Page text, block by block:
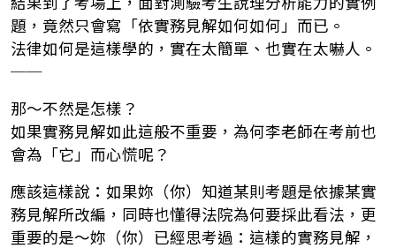
題，竟然只會寫「依實務見解如何如何」而已。
法律如何是這樣學的，實在太簡單、也實在太嚇人。
──
那～不然是怎樣？
如果實務見解如此這般不重要，為何李老師在考前也
會為「它」而心慌呢？
應該這樣說：如果妳（你）知道某則考題是依據某實
務見解所改編，同時也懂得法院為何要採此看法，更
重要的是～妳（你）已經思考過：這樣的實務見解，